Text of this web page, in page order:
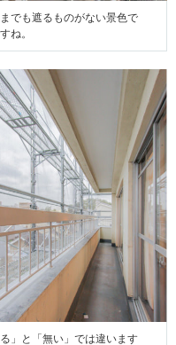
でも遮るものがない景色で
ね。
」と「無い」では違います